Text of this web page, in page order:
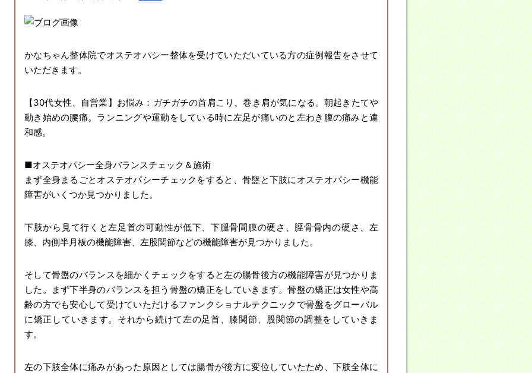
かなちゃん整体院でオステオパシー整体を受けていただいている方の症例報告をさせて
いただきます。
【30代女性、自営業】お悩み：ガチガチの首肩こり、巻き肩が気になる。朝起きたてや
動き始めの腰痛。ランニングや運動をしている時に左足が痛いのと左わき腹の痛みと違
和感。
■オステオパシー全身バランスチェック＆施術
まず全身まるごとオステオパシーチェックをすると、骨盤と下肢にオステオパシー機能
障害がいくつか見つかりました。
下肢から見て行くと左足首の可動性が低下、下腿骨間膜の硬さ、脛骨骨内の硬さ、左
膝、内側半月板の機能障害、左股関節などの機能障害が見つかりました。
そして骨盤のバランスを細かくチェックをすると左の腸骨後方の機能障害が見つかりま
した。まず下半身のバランスを担う骨盤の矯正をしていきます。骨盤の矯正は女性や高
齢の方でも安心して受けていただけるファンクショナルテクニックで骨盤をグローバル
に矯正していきます。それから続けて左の足首、膝関節、股関節の調整をしていきま
す。
左の下肢全体に痛みがあった原因としては腸骨が後方に変位していたため、下肢全体に